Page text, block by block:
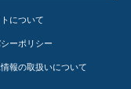
について
ーポリシー
報の取扱いについて